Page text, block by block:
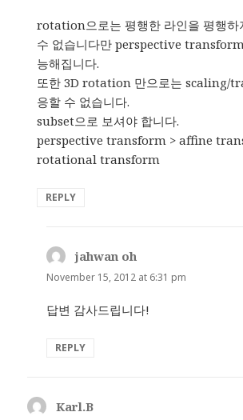
rotation으로는 평행한 라인을 평행하
수 없습니다만 perspective
능해집니다.
또한 3D rotation 만으로는 scaling/
응할 수 없습니다.
subset으로 보셔야 합니다.
perspective transform > affine
rotational transform
REPLY
jahwan oh
November 15, 2012 at 6:31 pm
답변 감사드립니다!
REPLY
Karl.B